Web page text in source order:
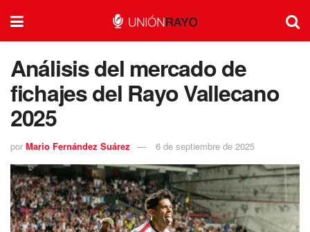
Análisis del mercado de
fichajes del Rayo Vallecano
2025
por Mario Fernández Suárez 6 de septiembre de 2025